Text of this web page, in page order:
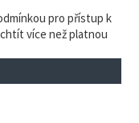
pro přístup k
více než platnou